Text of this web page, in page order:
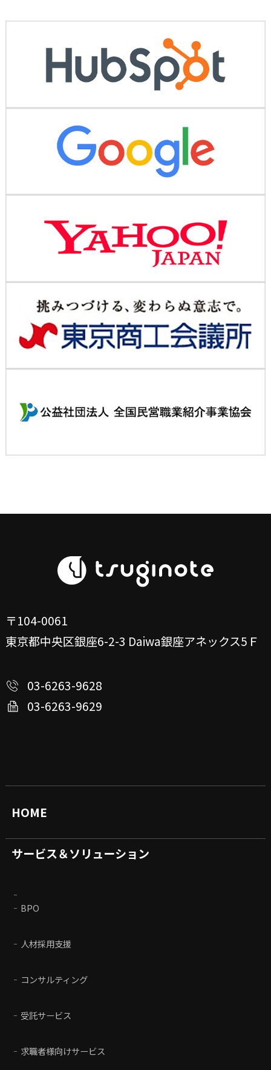
〒104-0061
東京都中央区銀座6-2-3 Daiwa銀座アネックス5Ｆ
03-6263-9628
03-6263-9629
HOME
サービス＆ソリューション
BPO
人材採用支援
コンサルティング
受託サービス
求職者様向けサービス